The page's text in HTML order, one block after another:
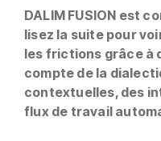
DALIM FUSION est
lisez la suite pour
les frictions grâce à
compte de la
contextuelles, des
flux de travail